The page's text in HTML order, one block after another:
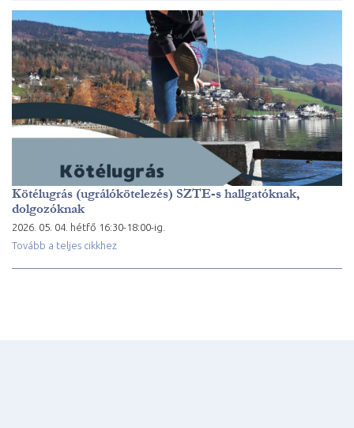
Kötélugrás (ugrálókötelezés) SZTE-s hallgatóknak,
dolgozóknak
2026. 05. 04. hétfő 16:30-18:00-ig.
Tovább a teljes cikkhez